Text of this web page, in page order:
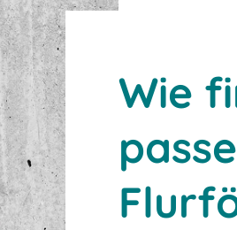
Wie